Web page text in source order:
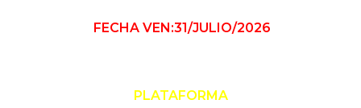
FECHA VEN:31/JULIO/2026
PLATAFORMA